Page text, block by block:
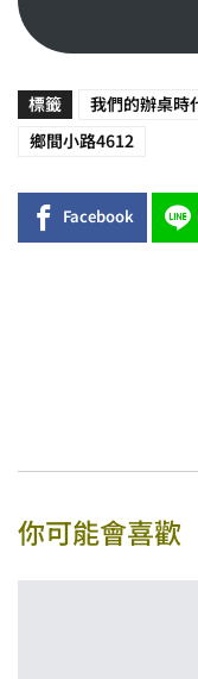
標籤 我們的辦桌
鄉間小路4612
Facebook
你可能會喜歡